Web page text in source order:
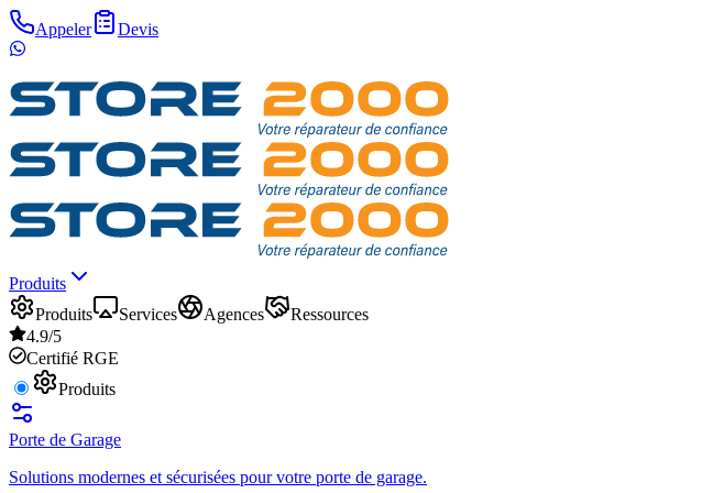
Appeler Devis
Produits
Produits
Services Agences
Ressources
4.9/5
Certifié RGE
Produits
Porte de Garage
Solutions modernes et sécurisées pour votre porte de garage.